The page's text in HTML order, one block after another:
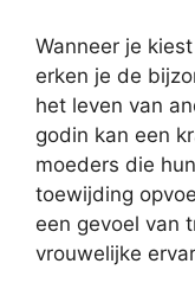
Wanneer je
erken je de
het leven van
godin kan een
moeders die
toewijding
een gevoel van
vrouwelijke